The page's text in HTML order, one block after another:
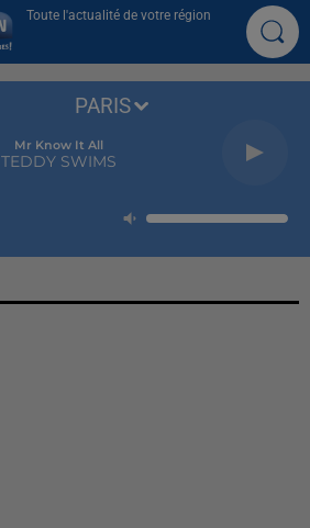
Toute l'actualité de votre région
Mr Know It All
TEDDY SWIMS
PARIS